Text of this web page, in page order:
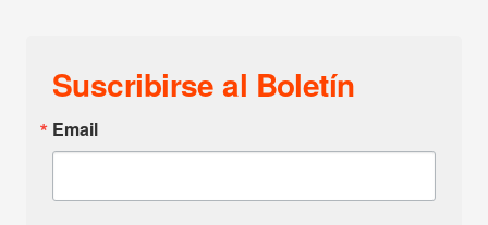
Suscribirse al Boletín
Email